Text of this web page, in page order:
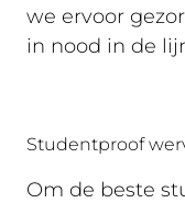
we ervoor
in nood in de
Studentproof
Om de beste